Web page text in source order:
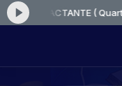
IMPACTANTE ( Quarteto